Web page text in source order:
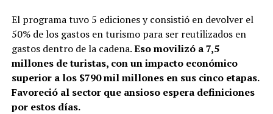
El programa tuvo 5 ediciones y consistió en devolver el
50% de los gastos en turismo para ser reutilizados en
gastos dentro de la cadena.Eso movilizó a 7,5
millones de turistas, con un impacto económico
superior a los $790 mil millones en sus cinco etapas.
Favoreció al sector que ansioso espera definiciones
por estos días.